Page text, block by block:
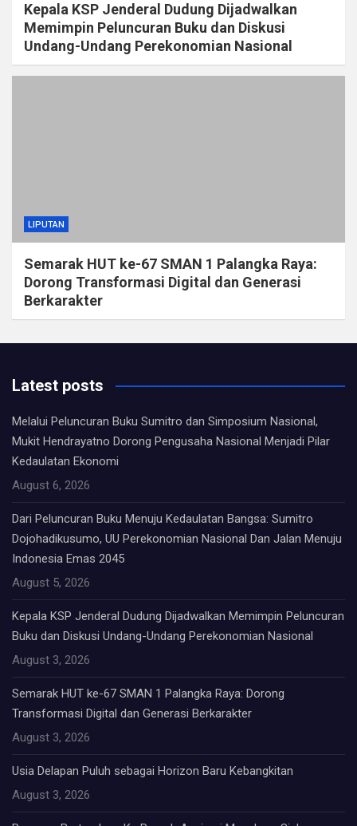
Kepala KSP Jenderal Dudung Dijadwalkan
Memimpin Peluncuran Buku dan Diskusi
Undang-Undang Perekonomian Nasional
LIPUTAN
Semarak HUT ke-67 SMAN 1 Palangka Raya:
Dorong Transformasi Digital dan Generasi
Berkarakter
Latest posts
Melalui Peluncuran Buku Sumitro dan Simposium Nasional,
Mukit Hendrayatno Dorong Pengusaha Nasional Menjadi Pilar
Kedaulatan Ekonomi
August 6, 2026
Dari Peluncuran Buku Menuju Kedaulatan Bangsa: Sumitro
Dojohadikusumo, UU Perekonomian Nasional Dan Jalan Menuju
Indonesia Emas 2045
August 5, 2026
Kepala KSP Jenderal Dudung Dijadwalkan Memimpin Peluncuran
Buku dan Diskusi Undang-Undang Perekonomian Nasional
August 3, 2026
Semarak HUT ke-67 SMAN 1 Palangka Raya: Dorong
Transformasi Digital dan Generasi Berkarakter
August 3, 2026
Usia Delapan Puluh sebagai Horizon Baru Kebangkitan
August 3, 2026